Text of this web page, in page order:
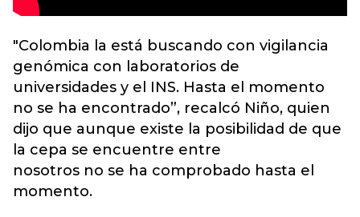
"Colombia la está buscando con vigilancia
genómica con laboratorios de
universidades y el INS. Hasta el momento
no se ha encontrado”, recalcó Niño, quien
dijo que aunque existe la posibilidad de que
la cepa se encuentre entre
nosotros no se ha comprobado hasta el
momento.